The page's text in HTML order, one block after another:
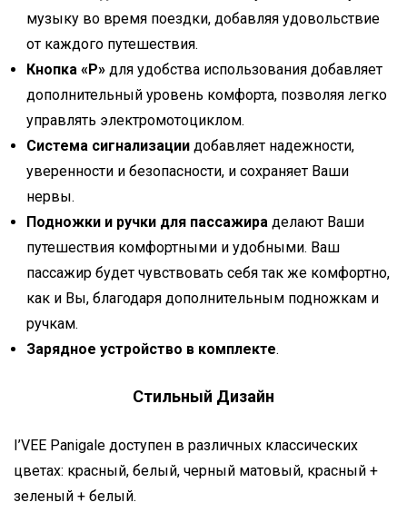
музыку во время поездки, добавляя удовольствие
от каждого путешествия.
Кнопка «P» для удобства использования добавляет
дополнительный уровень комфорта, позволяя легко
управлять электромотоциклом.
Система сигнализации добавляет надежности,
уверенности и безопасности, и сохраняет Ваши
нервы.
Подножки и ручки для пассажира делают Ваши
путешествия комфортными и удобными. Ваш
пассажир будет чувствовать себя так же комфортно,
как и Вы, благодаря дополнительным подножкам и
ручкам.
Зарядное устройство в комплекте.
Стильный Дизайн
I’VEE Panigale доступен в различных классических
цветах: красный, белый, черный матовый, красный +
зеленый + белый.